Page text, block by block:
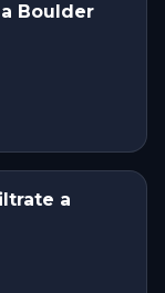
Boulder
a